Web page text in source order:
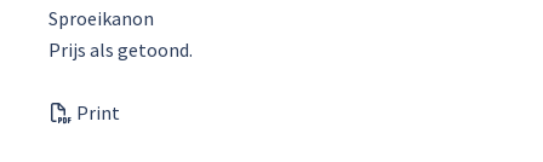
Sproeikanon
Prijs als getoond.
Print